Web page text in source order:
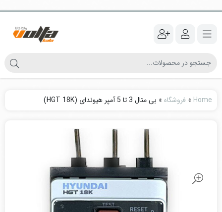
Home
» فروشگاه » بی متال 3 تا 5 آمپر هیوندای (HGT 18K)